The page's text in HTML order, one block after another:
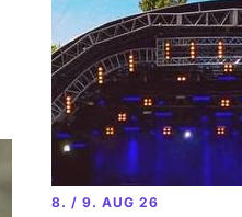
8. / 9. AUG 26